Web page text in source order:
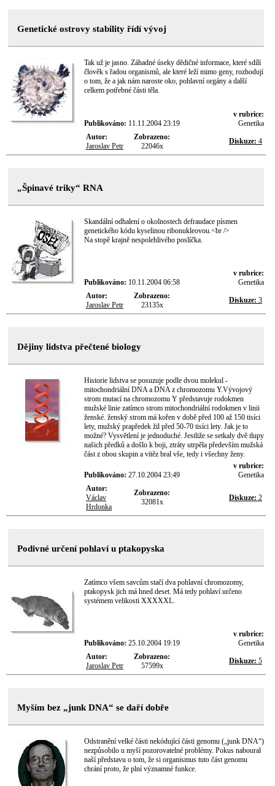
Genetické ostrovy stability řídí vývoj
Tak už je jasno. Záhadné úseky dědičné informace, které sdílí
člověk s řadou organismů, ale které leží mimo geny, rozhodují
o tom, že a jak nám naroste oko, pohlavní orgány a další
celkem potřebné části těla.
Publikováno: 11.11.2004 23:19
v rubrice:
Genetika
Autor:
Jaroslav Petr
Zobrazeno:
22046x
Diskuze: 4
„Špinavé triky“ RNA
Skandální odhalení o okolnostech defraudace písmen
genetického kódu kyselinou ribonukleovou.<br />
Na stopě krajně nespolehlivého poslíčka.
Publikováno: 10.11.2004 06:58
v rubrice:
Genetika
Autor:
Jaroslav Petr
Zobrazeno:
23135x
Diskuze: 3
Dějiny lidstva přečtené biology
Historie lidstva se posuzuje podle dvou molekul -
mitochondriální DNA a DNA z chromozomu Y.Vývojový
strom mutací na chromozomu Y představuje rodokmen
mužské linie zatímco strom mitochondriální rodokmen v linii
ženské. ženský strom má kořen v době před 100 až 150 tisíci
lety, mužský prapředek žil před 50-70 tisíci lety. Jak je to
možné? Vysvětlení je jednoduché. Jestliže se setkaly dvě tlupy
našich předků a došlo k boji, ztráty utrpěla především mužská
část z obou skupin a vítěz bral vše, tedy i všechny ženy.
Publikováno: 27.10.2004 23:49
v rubrice:
Genetika
Autor:
Václav
Hrdonka
Zobrazeno:
32081x
Diskuze: 2
Podivné určení pohlaví u ptakopyska
Zatímco všem savcům stačí dva pohlavní chromozomy,
ptakopysk jich má hned deset. Má tedy pohlaví určeno
systémem velikosti XXXXXL.
Publikováno: 25.10.2004 19:19
v rubrice:
Genetika
Autor:
Jaroslav Petr
Zobrazeno:
57599x
Diskuze: 5
Myším bez „junk DNA“ se daří dobře
Odstranění velké části nekódující části genomu („junk DNA“)
nezpůsobilo u myší pozorovatelné problémy. Pokus naboural
naší představu o tom, že si organismus tuto část genomu
chrání proto, že plní významné funkce.